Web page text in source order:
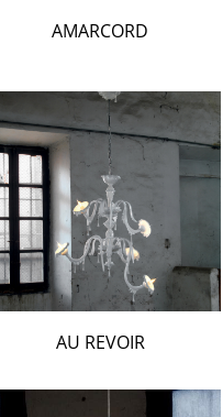
AMARCORD
AU REVOIR